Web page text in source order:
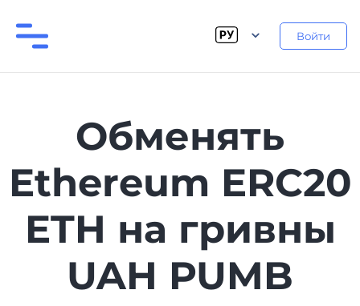
Войти
Обменять
Ethereum ERC20
ETH на гривны
UAH PUMB